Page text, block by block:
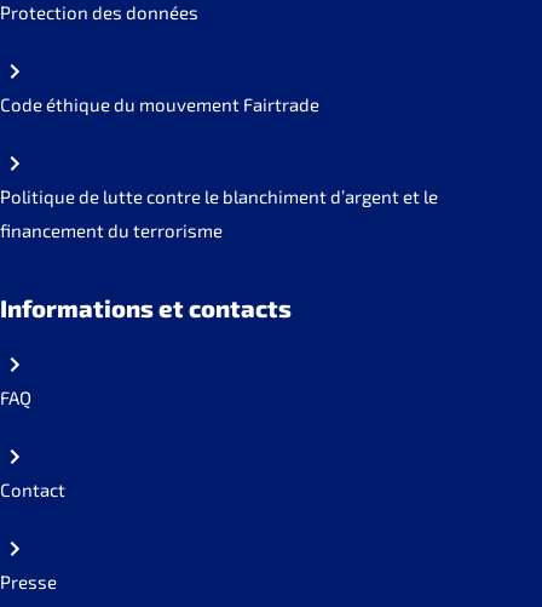
Protection des données
Code éthique du mouvement Fairtrade
Politique de lutte contre le blanchiment d’argent et le
financement du terrorisme
Informations et contacts
FAQ
Contact
Presse